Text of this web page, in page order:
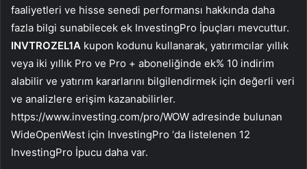
faaliyetleri ve hisse senedi performansı hakkında daha
fazla bilgi sunabilecek ek InvestingPro İpuçları mevcuttur.
INVTROZEL1A kupon kodunu kullanarak, yatırımcılar yıllık
veya iki yıllık Pro ve Pro + aboneliğinde ek% 10 indirim
alabilir ve yatırım kararlarını bilgilendirmek için değerli veri
ve analizlere erişim kazanabilirler.
https://www.investing.com/pro/WOW adresinde bulunan
WideOpenWest için InvestingPro ‘da listelenen 12
InvestingPro İpucu daha var.